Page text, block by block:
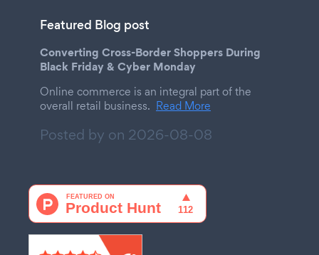
Featured Blog post
Converting Cross-Border Shoppers During
Black Friday & Cyber Monday
Online commerce is an integral part of the
overall retail business. Read More
Posted by on 2026-08-08